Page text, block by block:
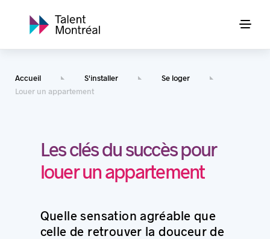
Accueil S'installer
Se loger
Louer un appartement
Les clés du succès pour
louer un appartement
Quelle sensation agréable que
celle de retrouver la douceur de